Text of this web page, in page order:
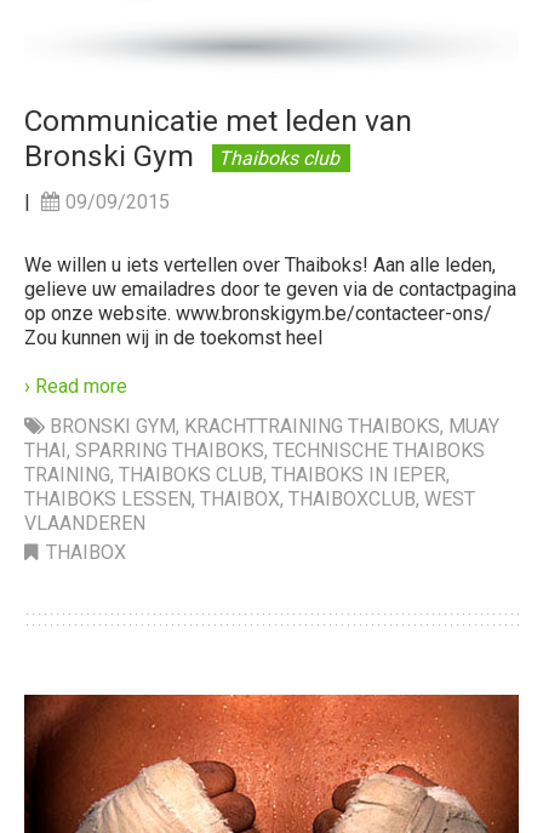
Communicatie met leden van
Bronski Gym
Thaiboks club
|
09/09/2015
We willen u iets vertellen over Thaiboks! Aan alle leden,
gelieve uw emailadres door te geven via de contactpagina
op onze website. www.bronskigym.be/contacteer-ons/
Zou kunnen wij in de toekomst heel
› Read more
BRONSKI GYM, KRACHTTRAINING THAIBOKS, MUAY
THAI, SPARRING THAIBOKS, TECHNISCHE THAIBOKS
TRAINING, THAIBOKS CLUB, THAIBOKS IN IEPER,
THAIBOKS LESSEN, THAIBOX, THAIBOXCLUB, WEST
VLAANDEREN
THAIBOX